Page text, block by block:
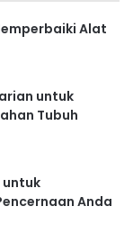
Alat
untuk
Tubuh
untuk
Anda